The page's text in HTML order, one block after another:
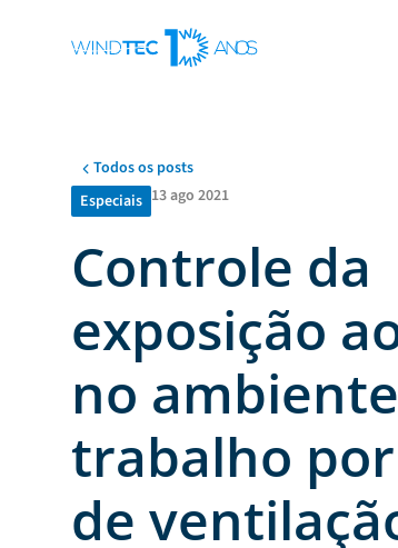
Todos os posts
Especiais 13 ago 2021
Controle da
exposição
no
trabalho
de